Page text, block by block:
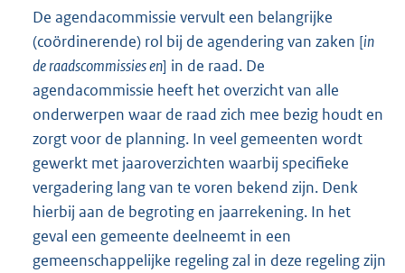
De agendacommissie vervult een belangrijke
(coördinerende) rol bij de agendering van zaken [in
de raadscommissies en] in de raad. De
agendacommissie heeft het overzicht van alle
onderwerpen waar de raad zich mee bezig houdt en
zorgt voor de planning. In veel gemeenten wordt
gewerkt met jaaroverzichten waarbij specifieke
vergadering lang van te voren bekend zijn. Denk
hierbij aan de begroting en jaarrekening. In het
geval een gemeente deelneemt in een
gemeenschappelijke regeling zal in deze regeling zijn